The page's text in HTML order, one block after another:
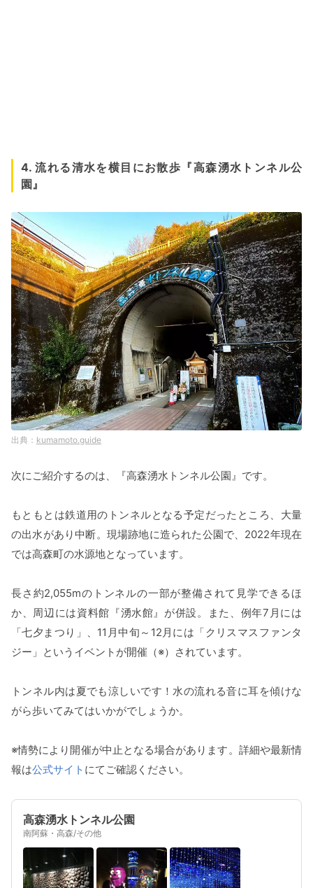
4. 流れる清水を横目にお散歩『高森湧水トンネル公
園』
kumamoto.guide
次にご紹介するのは、『高森湧水トンネル公園』です。
もともとは鉄道用のトンネルとなる予定だったところ、大量
の出水があり中断。現場跡地に造られた公園で、2022年現在
では高森町の水源地となっています。
長さ約2,055mのトンネルの一部が整備されて見学できるほ
か、周辺には資料館『湧水館』が併設。また、例年7月には
「七夕まつり」、11月中旬～12月には「クリスマスファンタ
ジー」というイベントが開催（※）されています。
トンネル内は夏でも涼しいです！水の流れる音に耳を傾けな
がら歩いてみてはいかがでしょうか。
※情勢により開催が中止となる場合があります。詳細や最新情
報は公式サイト にてご確認ください。
高森湧水トンネル公園
南阿蘇・高森/その他